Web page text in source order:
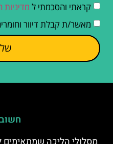
קראתי והסכמתי ל
מאשר/ת קבלת דיוור